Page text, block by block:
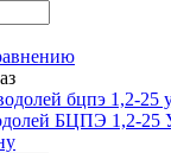
БЦПЭ 1,2-25